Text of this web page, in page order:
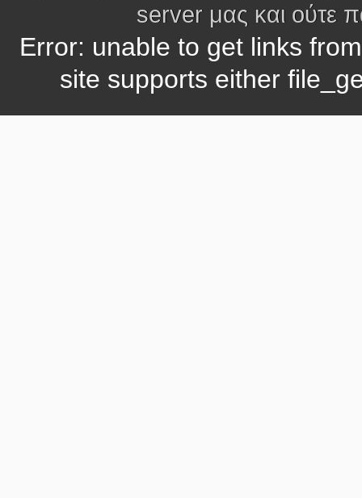
server μας και ούτε
Error: unable to get links
site supports either